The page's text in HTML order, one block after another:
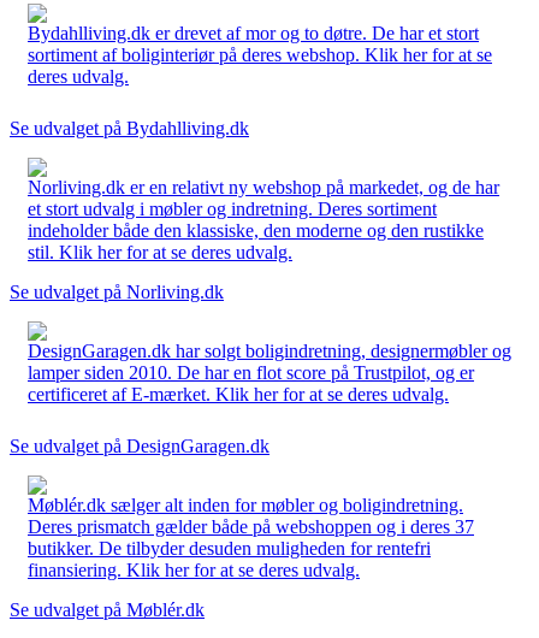
Bydahlliving.dk er drevet af mor og to døtre. De har et stort
sortiment af boliginteriør på deres webshop. Klik her for at se
deres udvalg.
Se udvalget på Bydahlliving.dk
Norliving.dk er en relativt ny webshop på markedet, og de har
et stort udvalg i møbler og indretning. Deres sortiment
indeholder både den klassiske, den moderne og den rustikke
stil. Klik her for at se deres udvalg.
Se udvalget på Norliving.dk
DesignGaragen.dk har solgt boligindretning, designermøbler og
lamper siden 2010. De har en flot score på Trustpilot, og er
certificeret af E-mærket. Klik her for at se deres udvalg.
Se udvalget på DesignGaragen.dk
Møblér.dk sælger alt inden for møbler og boligindretning.
Deres prismatch gælder både på webshoppen og i deres 37
butikker. De tilbyder desuden muligheden for rentefri
finansiering. Klik her for at se deres udvalg.
Se udvalget på Møblér.dk